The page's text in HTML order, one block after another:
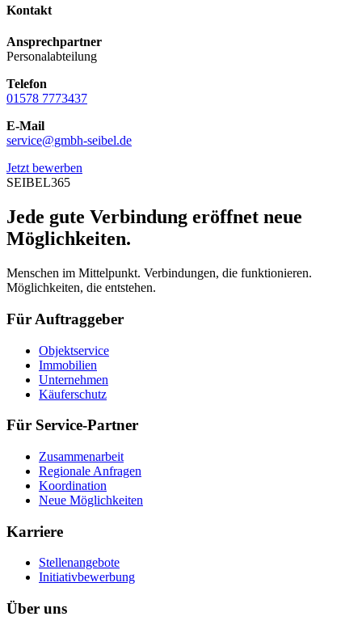
Kontakt
Ansprechpartner
Personalabteilung
Telefon
01578 7773437
E-Mail
service@gmbh-seibel.de
Jetzt bewerben
SEIBEL365
Jede gute Verbindung eröffnet neue
Möglichkeiten.
Menschen im Mittelpunkt. Verbindungen, die funktionieren.
Möglichkeiten, die entstehen.
Für Auftraggeber
Objektservice
Immobilien
Unternehmen
Käuferschutz
Für Service-Partner
Zusammenarbeit
Regionale Anfragen
Koordination
Neue Möglichkeiten
Karriere
Stellenangebote
Initiativbewerbung
Über uns